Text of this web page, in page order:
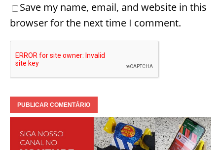
Save my name, email, and website in this
browser for the next time I comment.